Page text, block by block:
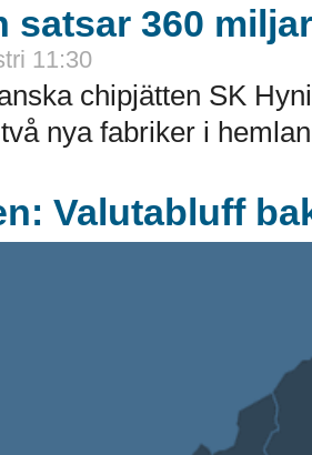
satsar 360
11:30
chipjätten SK
nya fabriker i
Valutabluff